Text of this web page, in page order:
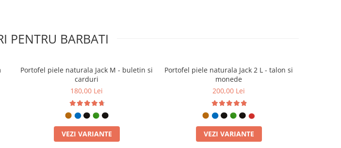
PENTRU BARBATI
Portofel piele naturala Jack M - buletin si
carduri
180,00 Lei
VEZI VARIANTE
Portofel piele naturala Jack 2 L - talon si
monede
200,00 Lei
VEZI VARIANTE